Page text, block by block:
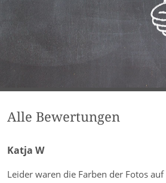
Alle Bewertungen
Katja W
Leider waren die Farben der Fotos